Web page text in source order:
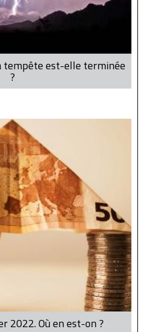
tempête est-elle terminée
?
2022. Où en est-on ?